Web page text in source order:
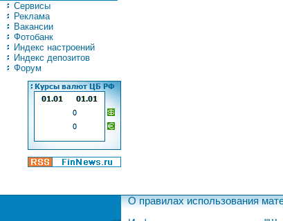
Сервисы
Реклама
Вакансии
Фотобанк
Индекс настроений
Индекс депозитов
Форум
О правилах использования